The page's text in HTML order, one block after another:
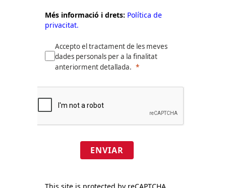
Més informació i drets: Política de
privacitat.
Accepto el tractament de les meves
dades personals per a la finalitat
anteriorment detallada.
ENVIAR